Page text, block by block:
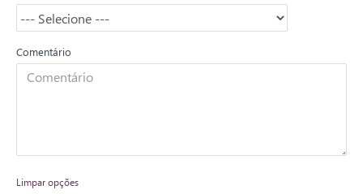
Comentário
Limpar opções